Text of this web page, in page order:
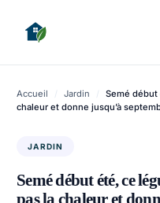
Accueil / Jardin /
Semé début
chaleur et donne jusqu’à
JARDIN
Semé début été, ce
pas la chaleur et